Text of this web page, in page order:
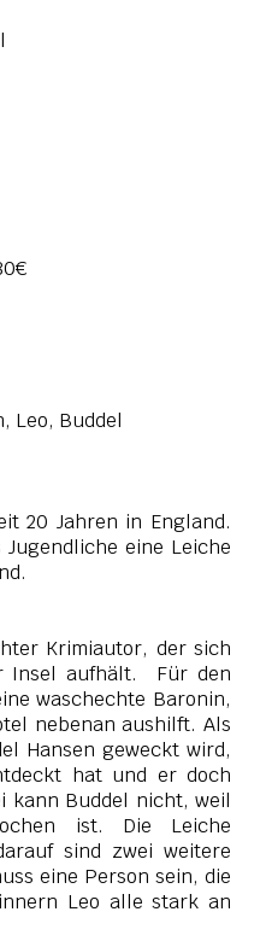
Leo, Buddel
20 Jahren in England.
eine Leiche
Krimiautor, der sich
Insel aufhält. Für den
waschechte Baronin,
nebenan aushilft. Als
Hansen geweckt wird,
hat und er doch
kann Buddel nicht, weil
ist. Die Leiche
sind zwei weitere
eine Person sein, die
Leo alle stark an